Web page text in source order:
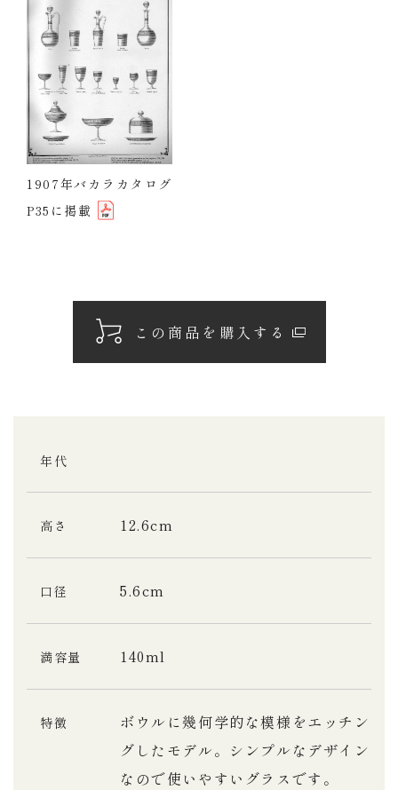
1907年バカラカタログ
P35に掲載
この商品を購入する
年代
高さ 12.6cm
口径 5.6cm
満容量 140ml
特徴
ボウルに幾何学的な模様をエッチン
グしたモデル。シンプルなデザイン
なので使いやすいグラスです。